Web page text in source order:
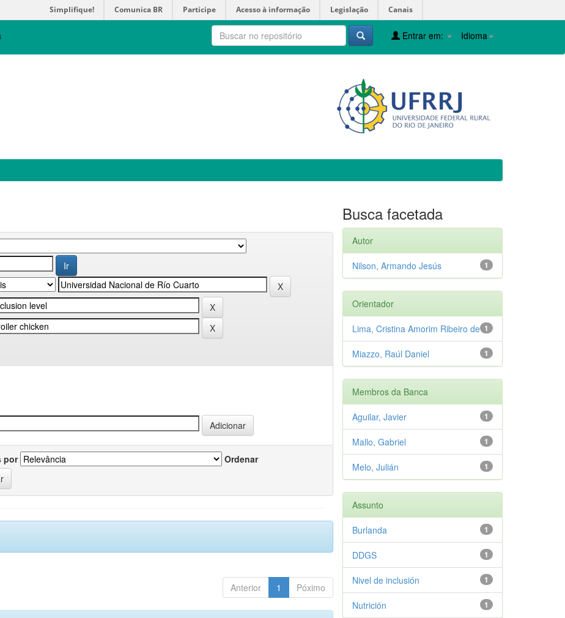
Simplifique! Comunica BR Participe Acesso à informação Legislação Canais
Idioma
Entrar em:
por
Ordenar
Anterior 1 Póximo
Busca facetada
Autor
1
Nilson, Armando Jesús
Orientador
1
Lima, Cristina Amorim Ribeiro de
1
Miazzo, Raúl Daniel
Membros da Banca
1
Aguilar, Javier
1
Mallo, Gabriel
1
Melo, Julián
Assunto
1
Burlanda
1
DDGS
1
Nivel de inclusión
1
Nutrición